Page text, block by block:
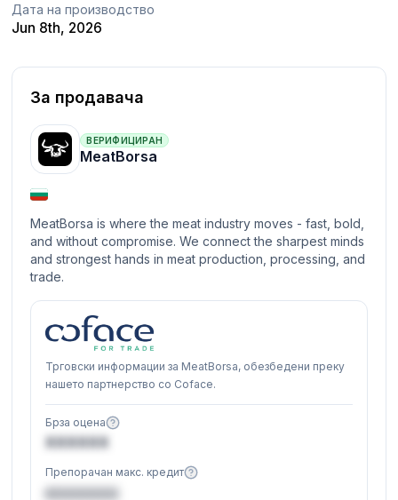
Дата на производство
Jun 8th, 2026
За продавача
ВЕРИФИЦИРАН
MeatBorsa
MeatBorsa is where the meat industry moves - fast, bold,
and without compromise. We connect the sharpest minds
and strongest hands in meat production, processing, and
trade.
Трговски информации за MeatBorsa, обезбедени преку
нашето партнерство со Coface.
Брза оцена
XXXXXX
Препорачан макс. кредит
€XXXXXX